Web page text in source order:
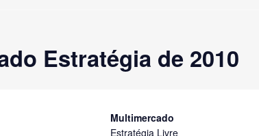
Estratégia de 2010
Multimercado
Estratégia Livre